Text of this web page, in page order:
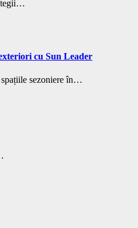
cu Sun Leader
sezoniere în…